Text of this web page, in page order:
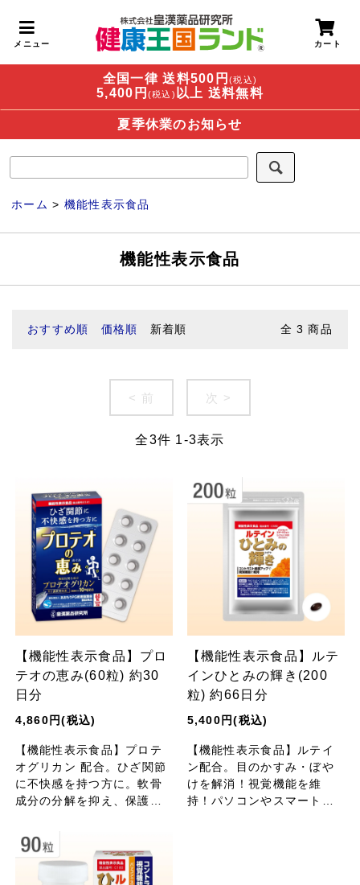
全国一律 送料500円 (税込)
5,400円 (税込) 以上 送料無料
夏季休業のお知らせ
ホーム > 機能性表示食品
機能性表示食品
おすすめ順 価格順 新着順 全 3 商品
< 前 次 >
全3件 1-3表示
【機能性表示食品】プロ
テオの恵み(60粒) 約30
日分
4,860円(税込)
【機能性表示食品】プロテ
オグリカン 配合。ひざ関節
に不快感を持つ方に。軟骨
成分の分解を抑え、保護。
し)をサポート。
【機能性表示食品】ルテ
インひとみの輝き(200
粒) 約66日分
5,400円(税込)
【機能性表示食品】ルテイ
ン配合。目のかすみ・ぼや
けを解消！視覚機能を維
持！パソコンやスマートフ